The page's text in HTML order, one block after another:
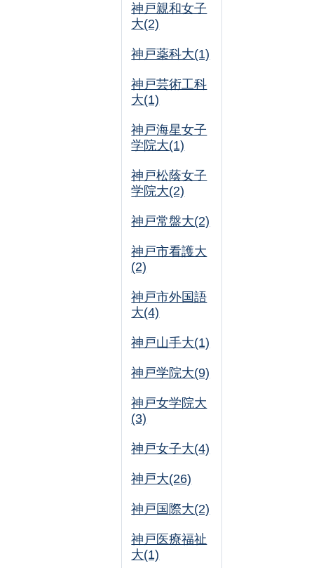
神戸親和女子
大(2)
神戸薬科大(1)
神戸芸術工科
大(1)
神戸海星女子
学院大(1)
神戸松蔭女子
学院大(2)
神戸常盤大(2)
神戸市看護大
(2)
神戸市外国語
大(4)
神戸山手大(1)
神戸学院大(9)
神戸女学院大
(3)
神戸女子大(4)
神戸大(26)
神戸国際大(2)
神戸医療福祉
大(1)